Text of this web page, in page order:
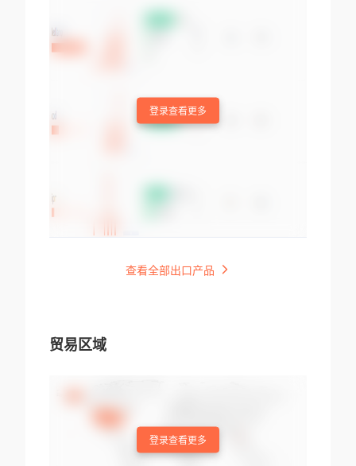
登录查看更多
查看全部出口产品
贸易区域
登录查看更多